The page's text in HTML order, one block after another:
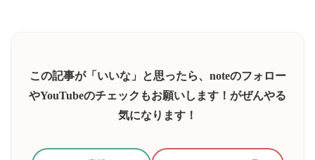
この記事が「いいな」と思ったら、noteのフォロー
やYouTubeのチェックもお願いします！がぜんやる
気になります！